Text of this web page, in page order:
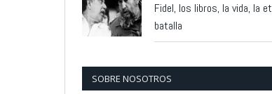
Fidel, los libros, la vida, la
batalla
SOBRE NOSOTROS